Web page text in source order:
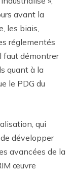
avant la
les biais,
réglementés
faut démontrer
quant à la
le PDG du
qui
développer
avancées de la
œuvre